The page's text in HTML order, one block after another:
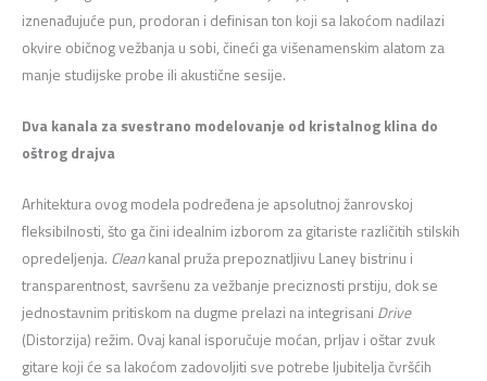
iznenađujuće pun, prodoran i definisan ton koji sa lakoćom nadilazi
okvire običnog vežbanja u sobi, čineći ga višenamenskim alatom za
manje studijske probe ili akustične sesije.
Dva kanala za svestrano modelovanje od kristalnog klina do
oštrog drajva
Arhitektura ovog modela podređena je apsolutnoj žanrovskoj
fleksibilnosti, što ga čini idealnim izborom za gitariste različitih stilskih
opredeljenja. Cleankanal pruža prepoznatljivu Laney bistrinu i
transparentnost, savršenu za vežbanje preciznosti prstiju, dok se
jednostavnim pritiskom na dugme prelazi na integrisani Drive
(Distorzija) režim. Ovaj kanal isporučuje moćan, prljav i oštar zvuk
gitare koji će sa lakoćom zadovoljiti sve potrebe ljubitelja čvršćih